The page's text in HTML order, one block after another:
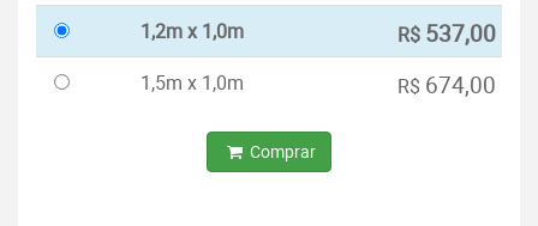
1,2m x 1,0m R$ 537,00
1,5m x 1,0m R$ 674,00
Comprar